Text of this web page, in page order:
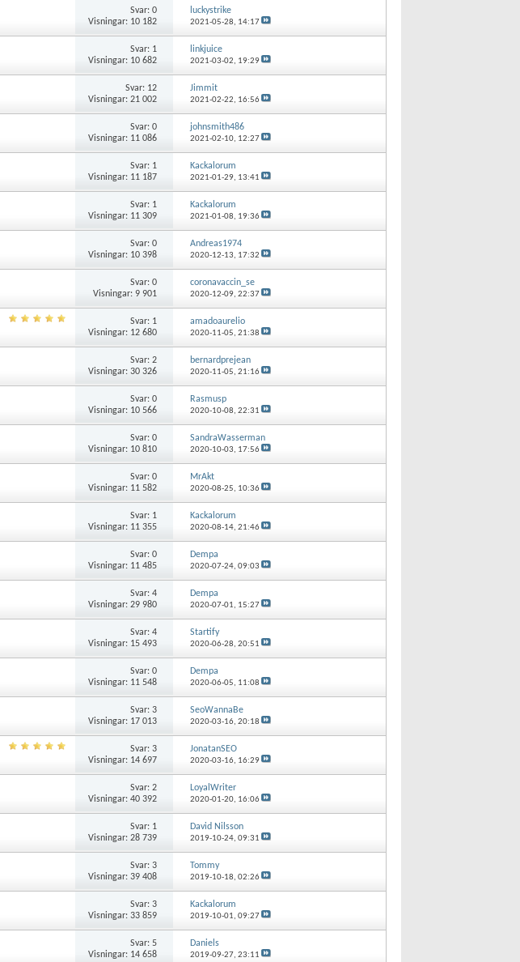
Svar:0
Visningar: 10 182
luckystrike
2021-05-28, 14:17
Svar: 1
Visningar: 10 682
linkjuice
2021-03-02, 19:29
Svar: 12
Visningar: 21 002
Jimmit
2021-02-22, 16:56
Svar:0
Visningar: 11 086
johnsmith486
2021-02-10, 12:27
Svar: 1
Visningar: 11 187
Kackalorum
2021-01-29, 13:41
Svar: 1
Visningar: 11 309
Kackalorum
2021-01-08, 19:36
Svar:0
Visningar: 10 398
Andreas1974
2020-12-13, 17:32
Svar:0
Visningar: 9 901
coronavaccin_se
2020-12-09, 22:37
Svar: 1
Visningar: 12 680
amadoaurelio
2020-11-05, 21:38
Svar:2
Visningar: 30 326
bernardprejean
2020-11-05, 21:16
Svar:0
Visningar: 10 566
Rasmusp
2020-10-08, 22:31
Svar:0
Visningar: 10 810
SandraWasserman
2020-10-03, 17:56
Svar:0
Visningar: 11 582
MrAkt
2020-08-25, 10:36
Svar: 1
Visningar: 11 355
Kackalorum
2020-08-14, 21:46
Svar:0
Visningar: 11 485
Dempa
2020-07-24, 09:03
Svar:4
Visningar: 29 980
Dempa
2020-07-01, 15:27
Svar:4
Visningar: 15 493
Startify
2020-06-28, 20:51
Svar:0
Visningar: 11 548
Dempa
2020-06-05, 11:08
Svar:3
Visningar: 17 013
SeoWannaBe
2020-03-16, 20:18
Svar:3
Visningar: 14 697
JonatanSEO
2020-03-16, 16:29
Svar:2
Visningar: 40 392
LoyalWriter
2020-01-20, 16:06
Svar: 1
Visningar: 28 739
David Nilsson
2019-10-24, 09:31
Svar:3
Visningar: 39 408
Tommy
2019-10-18, 02:26
Svar:3
Visningar: 33 859
Kackalorum
2019-10-01, 09:27
Svar:5
Visningar: 14 658
Daniels
2019-09-27, 23:11